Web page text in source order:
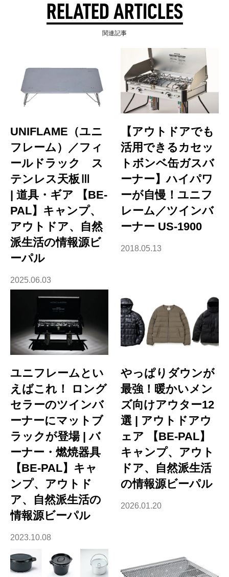
RELATED ARTICLES
関連記事
UNIFLAME（ユニ
フレーム）／フィ
ールドラック ス
テンレス天板Ⅲ
| 道具・ギア 【BE-
PAL】キャンプ、
アウトドア、自然
派生活の情報源ビ
ーパル
2025.06.03
【アウトドアでも
活用できるカセッ
トボンベ缶ガスバ
ーナー】ハイパワ
ーが自慢！ユニフ
レーム／ツインバ
ーナー US-1900
2018.05.13
ユニフレームとい
えばこれ！ ロング
セラーのツインバ
ーナーにマットブ
ラックが登場 | バ
ーナー・燃焼器具
【BE-PAL】キャ
ンプ、アウトド
ア、自然派生活の
情報源ビーパル
2023.10.08
やっぱりダウンが
最強！暖かいメン
ズ向けアウター12
選 | アウトドアウ
ェア 【BE-PAL】
キャンプ、アウト
ドア、自然派生活
の情報源ビーパル
2026.01.20